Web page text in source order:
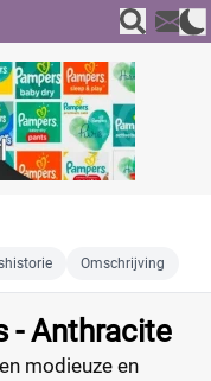
Omschrijving
- Anthracite
modieuze en